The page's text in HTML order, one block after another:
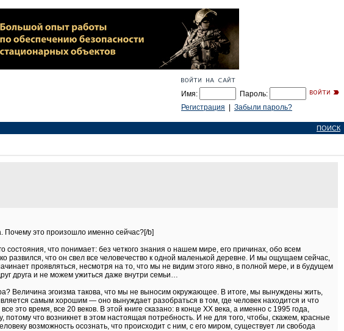
Имя:
Пароль:
Регистрация
Забыли пароль?
ПОИСК
Почему это произошло именно сейчас?[/b]
состояния, что понимает: без четкого знания о нашем мире, его причинах, обо всем
развился, что он свел все человечество к одной маленькой деревне. И мы ощущаем сейчас,
проявляться, несмотря на то, что мы не видим этого явно, в полной мере, и в будущем
друга и не можем ужиться даже внутри семьи…
Величина эгоизма такова, что мы не выносим окружающее. В итоге, мы вынуждены жить,
самым хорошим — оно вынуждает разобраться в том, где человек находится и что
это время, все 20 веков. В этой книге сказано: в конце ХХ века, а именно с 1995 года,
потому что возникнет в этом настоящая потребность. И не для того, чтобы, скажем, красные
возможность осознать, что происходит с ним, с его миром, существует ли свобода